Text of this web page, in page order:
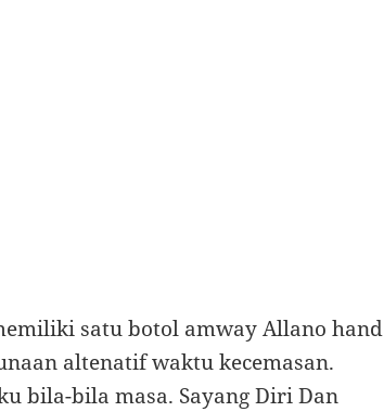
satu botol amway Allano hand
altenatif waktu kecemasan.
bila-bila masa. Sayang Diri Dan